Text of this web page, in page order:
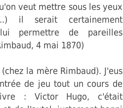
veut mettre sous les yeux
il serait certainement
permettre de pareilles
4 mai 1870)
la mère Rimbaud). J'eus
de jeu tout un cours de
: Victor Hugo, c'était